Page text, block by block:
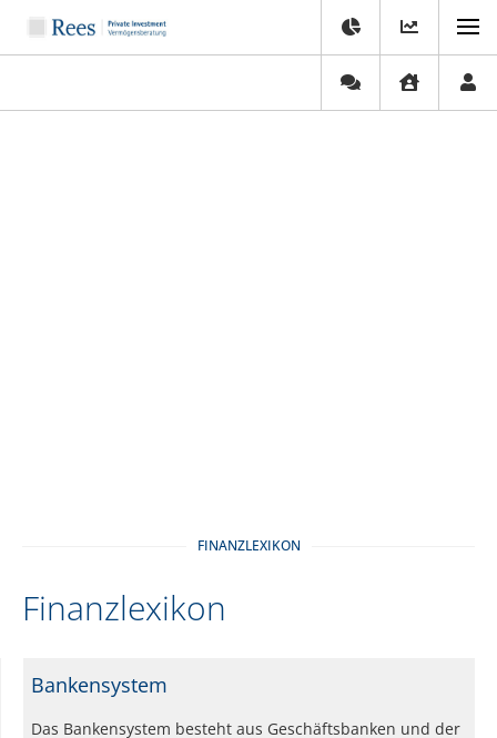
FINANZLEXIKON
Finanzlexikon
Bankensystem
Das Bankensystem besteht aus Geschäftsbanken und der